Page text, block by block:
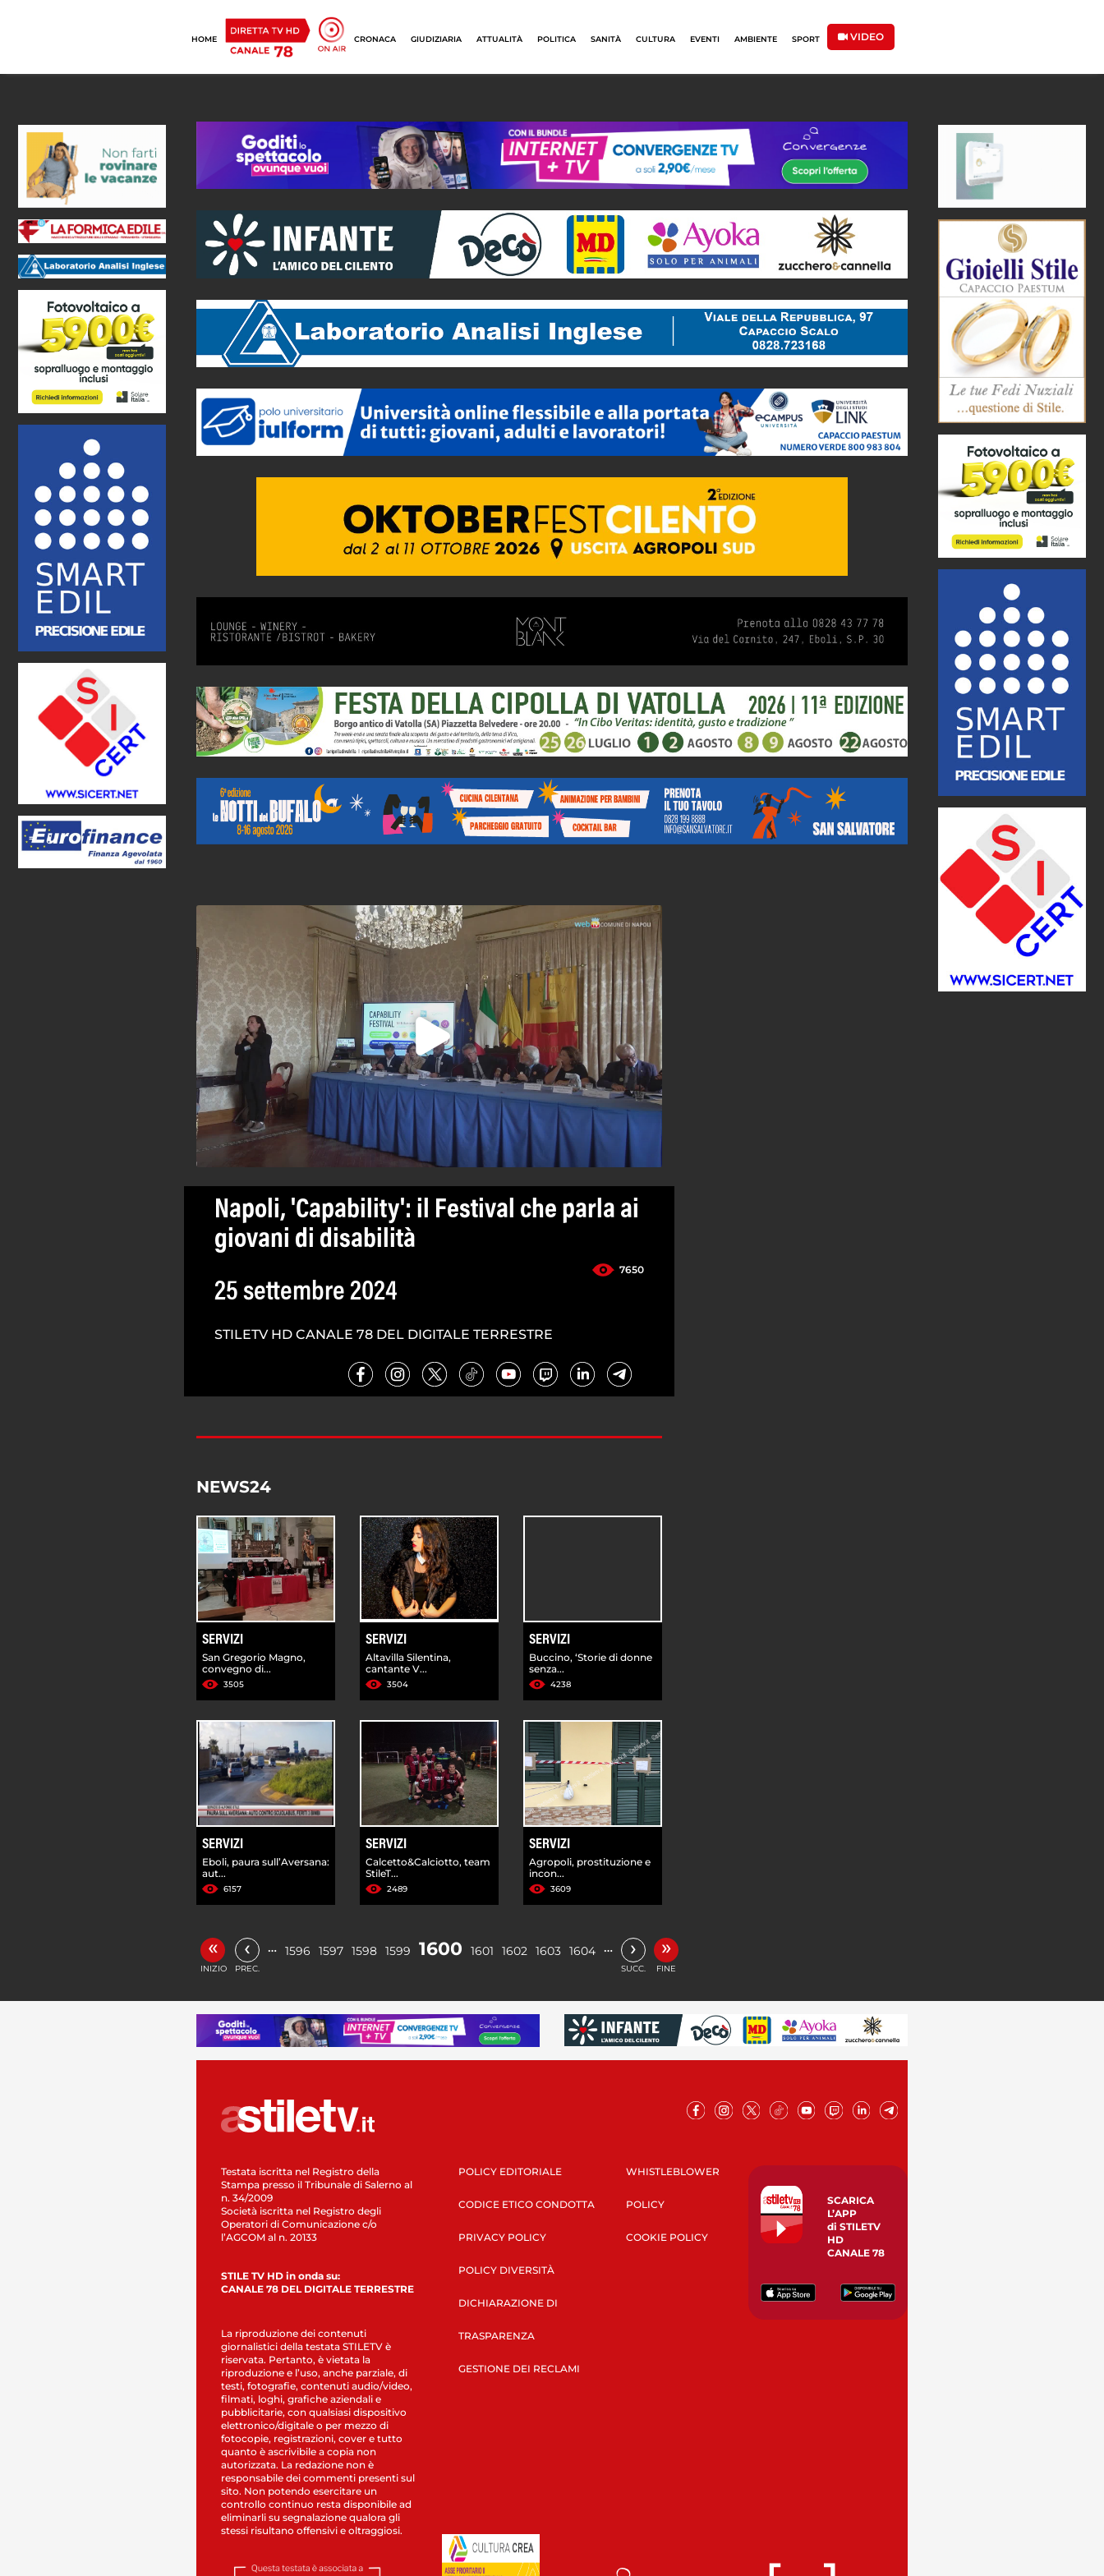
HOME CRONACA GIUDIZIARIA ATTUALITÀ POLITICA SANITÀ CULTURA EVENTI AMBIENTE SPORT VIDEO
Napoli, 'Capability': il Festival che parla ai
giovani di disabilità
7650
25 settembre 2024
STILETV HD CANALE 78 DEL DIGITALE TERRESTRE
NEWS24
SERVIZI
San Gregorio Magno,
convegno di...
3505
SERVIZI
Altavilla Silentina,
cantante V...
3504
SERVIZI
Buccino, ‘Storie di donne
senza...
4238
SERVIZI
Eboli, paura sull’Aversana:
aut...
6157
SERVIZI
Calcetto&Calciotto, team
StileT...
2489
SERVIZI
Agropoli, prostituzione e
incon...
3609
«
INIZIO
‹
PREC.
… 1596 1597 1598 1599 1600 1601 1602 1603 1604 … ›
SUCC.
»
FINE
Testata iscritta nel Registro della
Stampa presso il Tribunale di Salerno al
n. 34/2009
Società iscritta nel Registro degli
Operatori di Comunicazione c/o
l’AGCOM al n. 20133
STILE TV HD in onda su:
CANALE 78 DEL DIGITALE TERRESTRE
La riproduzione dei contenuti
giornalistici della testata STILETV è
riservata. Pertanto, è vietata la
riproduzione e l’uso, anche parziale, di
testi, fotografie, contenuti audio/video,
filmati, loghi, grafiche aziendali e
pubblicitarie, con qualsiasi dispositivo
elettronico/digitale o per mezzo di
fotocopie, registrazioni, cover e tutto
quanto è ascrivibile a copia non
autorizzata. La redazione non è
responsabile dei commenti presenti sul
sito. Non potendo esercitare un
controllo continuo resta disponibile ad
eliminarli su segnalazione qualora gli
stessi risultano offensivi e oltraggiosi.
POLICY EDITORIALE
CODICE ETICO CONDOTTA
PRIVACY POLICY
POLICY DIVERSITÀ
DICHIARAZIONE DI
TRASPARENZA
GESTIONE DEI RECLAMI
WHISTLEBLOWER
POLICY
COOKIE POLICY
SCARICA
L’APP
di STILETV
HD
CANALE 78